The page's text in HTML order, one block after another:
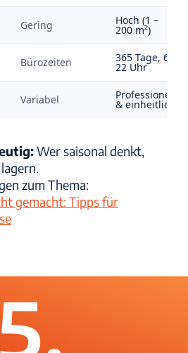
Gering Hoch (1 –
200 m²)
Bürozeiten 365 Tage, 6–
22 Uhr
Variabel Professionell
& einheitlich
Wer saisonal denkt,
zum Thema:
gemacht: Tipps für
5.